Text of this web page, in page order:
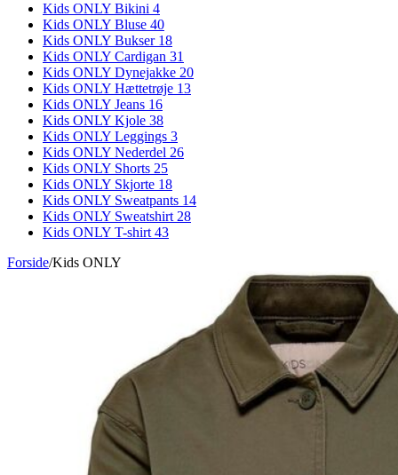
Kids ONLY Bikini 4
Kids ONLY Bluse 40
Kids ONLY Bukser 18
Kids ONLY Cardigan 31
Kids ONLY Dynejakke 20
Kids ONLY Hættetrøje 13
Kids ONLY Jeans 16
Kids ONLY Kjole 38
Kids ONLY Leggings 3
Kids ONLY Nederdel 26
Kids ONLY Shorts 25
Kids ONLY Skjorte 18
Kids ONLY Sweatpants 14
Kids ONLY Sweatshirt 28
Kids ONLY T-shirt 43
Forside/Kids ONLY